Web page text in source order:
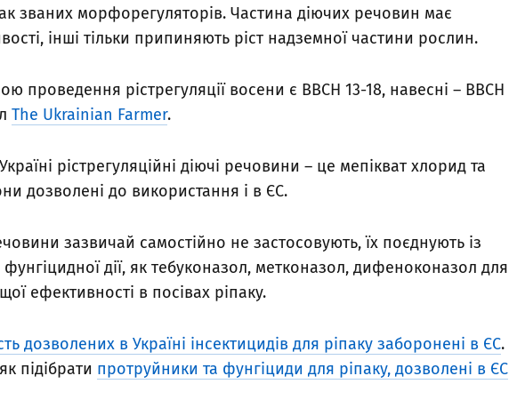
званих морфорегуляторів. Частина діючих речовин має
інші тільки припиняють ріст надземної частини рослин.
проведення рістрегуляції восени є ВВСН 13-18, навесні – ВВСН
The Ukrainian Farmer.
рістрегуляційні діючі речовини – це мепікват хлорид та
дозволені до використання і в ЄС.
зазвичай самостійно не застосовують, їх поєднують із
дії, як тебуконазол, метконазол, дифеноконазол для
ефективності в посівах ріпаку.
дозволених в Україні інсектицидів для ріпаку заборонені в ЄС.
підібрати протруйники та фунгіциди для ріпаку, дозволені в ЄС